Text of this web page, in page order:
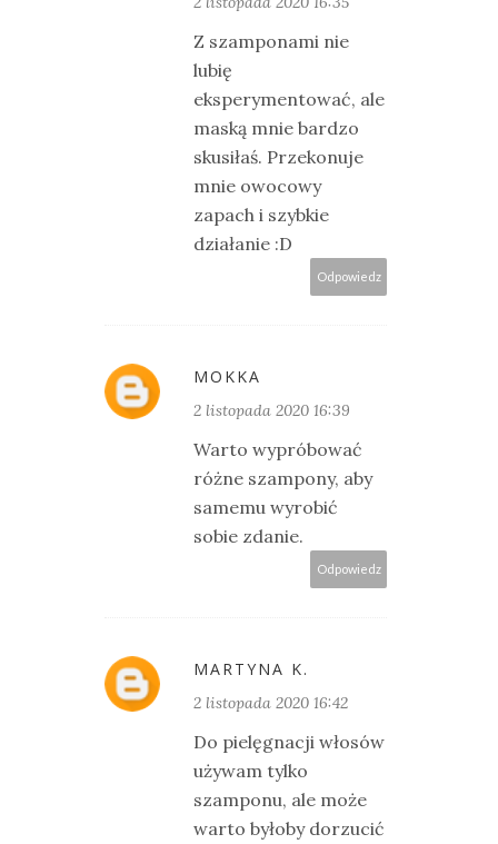
Z szamponami nie
lubię
eksperymentować, ale
maską mnie bardzo
skusiłaś. Przekonuje
mnie owocowy
zapach i szybkie
działanie :D
Odpowiedz
MOKKA
2 listopada 2020 16:39
Warto wypróbować
różne szampony, aby
samemu wyrobić
sobie zdanie.
Odpowiedz
MARTYNA K.
2 listopada 2020 16:42
Do pielęgnacji włosów
używam tylko
szamponu, ale może
warto byłoby dorzucić